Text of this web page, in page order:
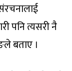
पनि त्यसरी नै
बताए ।